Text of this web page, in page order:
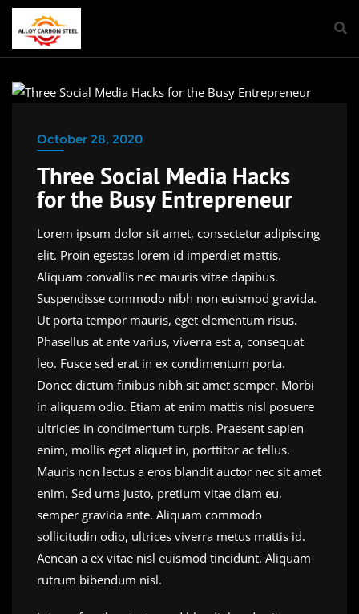
October 28, 2020
Three Social Media Hacks
for the Busy Entrepreneur
Lorem ipsum dolor sit amet, consectetur adipiscing
elit. Proin egestas lorem id imperdiet mattis.
Aliquam convallis nec mauris vitae dapibus.
Suspendisse commodo nibh non euismod gravida.
Ut porta tempor mauris, eget elementum risus.
Phasellus at ante varius, viverra est a, consequat
leo. Fusce sed erat in ex condimentum porta.
Donec dictum finibus nibh sit amet semper. Morbi
in aliquam odio. Etiam at enim mattis nisl posuere
ultricies in condimentum turpis. Praesent sapien
enim, mollis eget aliquet in, porttitor ac tellus.
Mauris non lectus a eros blandit auctor nec sit amet
enim. Sed urna justo, pretium vitae diam eu,
semper gravida ante. Aliquam commodo
sollicitudin odio, ultrices viverra metus mattis id.
Aenean a ex vitae nisl euismod tincidunt. Aliquam
rutrum bibendum nisl.